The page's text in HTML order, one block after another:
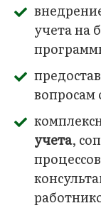
учета на
вопросам
учета,